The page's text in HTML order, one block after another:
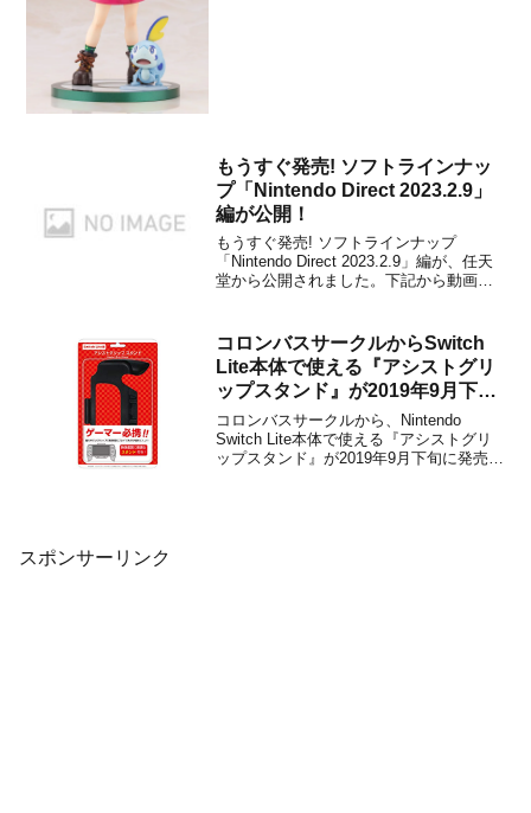
もうすぐ発売! ソフトラインナッ
プ「Nintendo Direct 2023.2.9」
編が公開！
もうすぐ発売! ソフトラインナップ
「Nintendo Direct 2023.2.9」編が、任天
堂から公開されました。下記から動画を
ナップを公開。『WBSC eBASEBALL™
パワフルプロ...
コロンバスサークルからSwitch
Lite本体で使える『アシストグリ
ップスタンド』が2019年9月下旬
に発売決定！
コロンバスサークルから、Nintendo
Switch Lite本体で使える『アシストグリ
ップスタンド』が2019年9月下旬に発売さ
スポンサーリンク